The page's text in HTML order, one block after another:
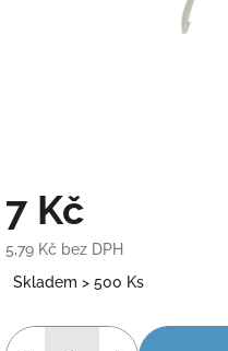
7 Kč
5,79 Kč bez DPH
cena:
Skladem > 500 Ks